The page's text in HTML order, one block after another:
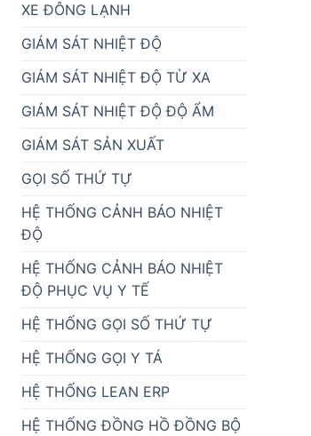
XE ĐÔNG LẠNH
GIÁM SÁT NHIỆT ĐỘ
GIÁM SÁT NHIỆT ĐỘ TỪ XA
GIÁM SÁT NHIỆT ĐỘ ĐỘ ẨM
GIÁM SÁT SẢN XUẤT
GỌI SỐ THỨ TỰ
HỆ THỐNG CẢNH BÁO NHIỆT
ĐỘ
HỆ THỐNG CẢNH BÁO NHIỆT
ĐỘ PHỤC VỤ Y TẾ
HỆ THỐNG GỌI SỐ THỨ TỰ
HỆ THỐNG GỌI Y TÁ
HỆ THỐNG LEAN ERP
HỆ THỐNG ĐỒNG HỒ ĐỒNG BỘ